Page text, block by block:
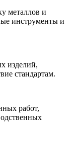
металлов и
инструменты и
изделий,
стандартам.
работ,